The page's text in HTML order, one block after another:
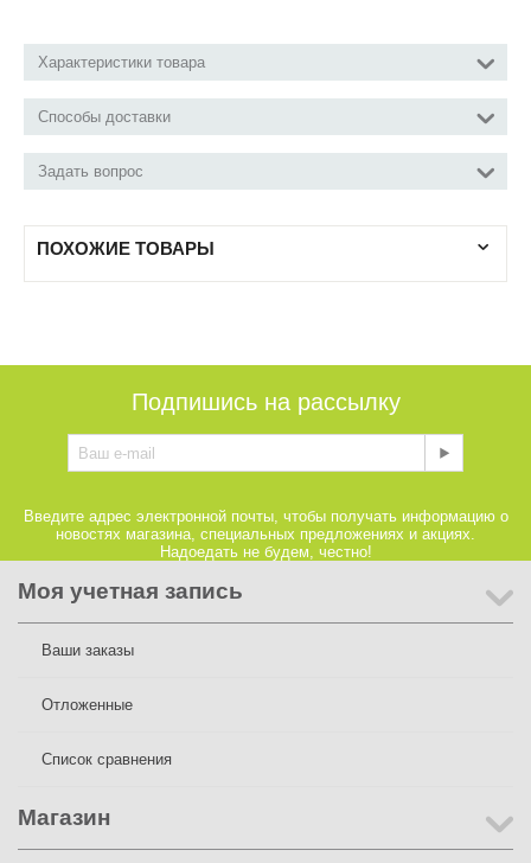
Характеристики товара
Способы доставки
Задать вопрос
ПОХОЖИЕ ТОВАРЫ
Подпишись на рассылку
Введите адрес электронной почты, чтобы получать информацию о
новостях магазина, специальных предложениях и акциях.
Надоедать не будем, честно!
Моя учетная запись
Ваши заказы
Отложенные
Список сравнения
Магазин